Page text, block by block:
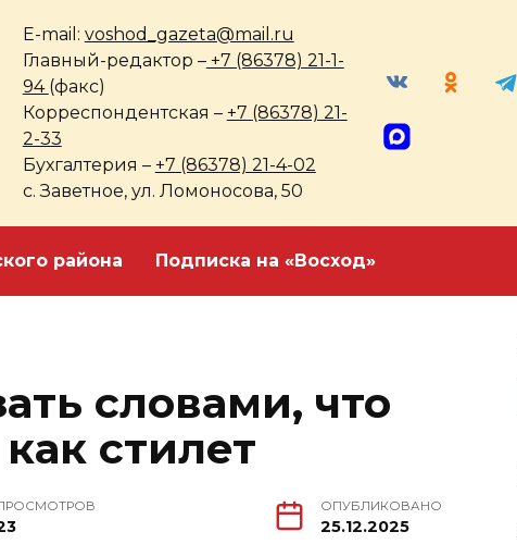
E-mail: voshod_gazeta@mail.ru
Главный-редактор –+7 (86378) 21-1-
94 (факс)
Корреспондентская – +7 (86378) 21-
2-33
Бухгалтерия – +7 (86378) 21-4-02
с. Заветное, ул. Ломоносова, 50
района Подписка на «Восход»
словами, что
стилет
ОПУБЛИКОВАНО
25.12.2025